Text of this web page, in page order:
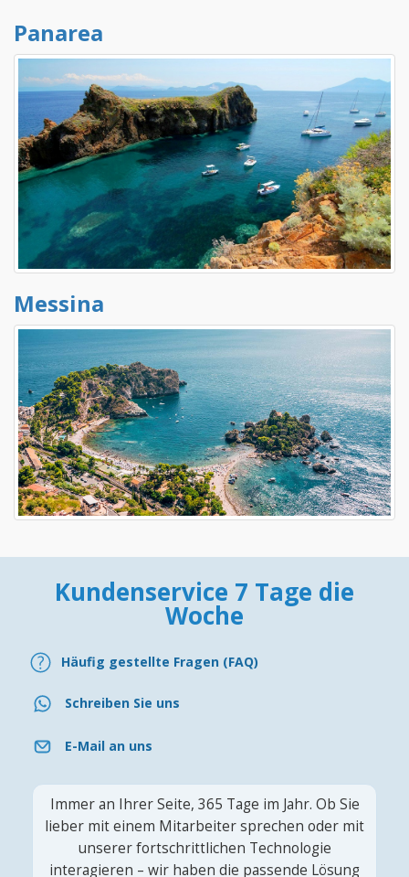
Panarea
Messina
Kundenservice 7 Tage die
Woche
Häufig gestellte Fragen (FAQ)
Schreiben Sie uns
E-Mail an uns
Immer an Ihrer Seite, 365 Tage im Jahr. Ob Sie
lieber mit einem Mitarbeiter sprechen oder mit
unserer fortschrittlichen Technologie
interagieren – wir haben die passende Lösung